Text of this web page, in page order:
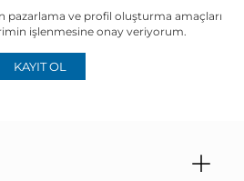
pazarlama ve profil oluşturma amaçları
işlenmesine onay veriyorum.
KAYIT OL